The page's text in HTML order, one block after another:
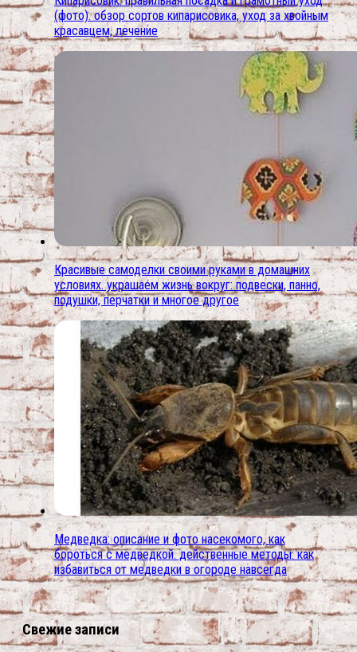
(фото). обзор сортов кипарисовика, уход за хвойным
красавцем, лечение
Красивые самоделки своими руками в домашних
условиях. украшаем жизнь вокруг: подвески, панно,
подушки, перчатки и многое другое
Медведка: описание и фото насекомого, как
бороться с медведкой. действенные методы: как
избавиться от медведки в огороде навсегда
Свежие записи